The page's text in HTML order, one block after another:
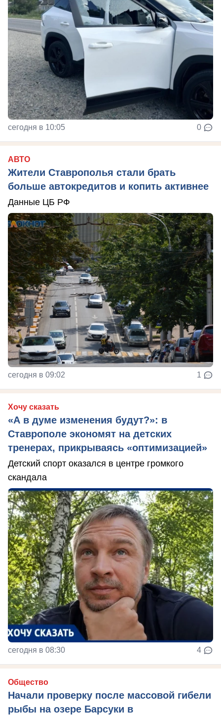
сегодня в 10:05 0
АВТО
Жители Ставрополья стали брать
больше автокредитов и копить активнее
Данные ЦБ РФ
сегодня в 09:02 1
Хочу сказать
«А в думе изменения будут?»: в
Ставрополе экономят на детских
тренерах, прикрываясь «оптимизацией»
Детский спорт оказался в центре громкого
скандала
сегодня в 08:30 4
Общество
Начали проверку после массовой гибели
рыбы на озере Барсуки в